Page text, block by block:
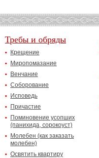
Требы и обряды
Крещение
Миропомазание
Венчание
Соборование
Исповедь
Причастие
Поминовение усопших
(панихида, сорокоуст)
Молебен (как заказать
молебен)
Освятить квартиру